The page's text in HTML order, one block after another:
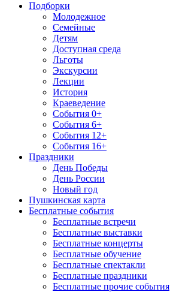
Подборки
Молодежное
Семейные
Детям
Доступная среда
Льготы
Экскурсии
Лекции
История
Краеведение
События 0+
События 6+
События 12+
События 16+
Праздники
День Победы
День России
Новый год
Пушкинская карта
Бесплатные события
Бесплатные встречи
Бесплатные выставки
Бесплатные концерты
Бесплатные обучение
Бесплатные спектакли
Бесплатные праздники
Бесплатные прочие события